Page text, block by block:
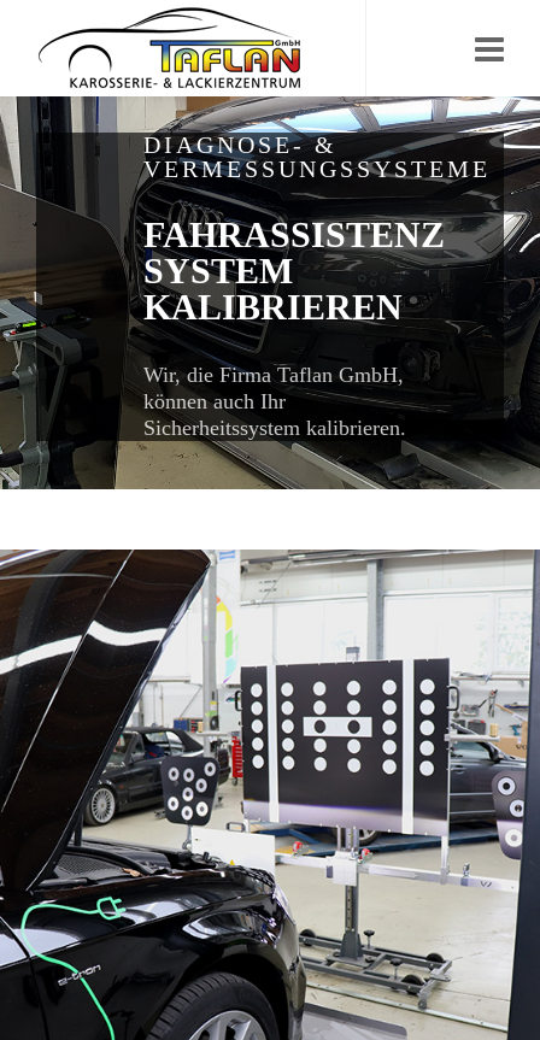
DIAGNOSE- &
VERMESSUNGSSYSTEME
FAHRASSISTENZ
SYSTEM
KALIBRIEREN
Wir, die Firma Taflan GmbH,
können auch Ihr
Sicherheitssystem kalibrieren.